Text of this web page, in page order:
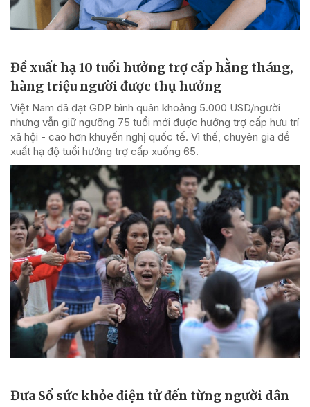
Đề xuất hạ 10 tuổi hưởng trợ cấp hằng tháng,
hàng triệu người được thụ hưởng
Việt Nam đã đạt GDP bình quân khoảng 5.000 USD/người
nhưng vẫn giữ ngưỡng 75 tuổi mới được hưởng trợ cấp hưu trí
xã hội - cao hơn khuyến nghị quốc tế. Vì thế, chuyên gia đề
xuất hạ độ tuổi hưởng trợ cấp xuống 65.
Đưa Sổ sức khỏe điện tử đến từng người dân